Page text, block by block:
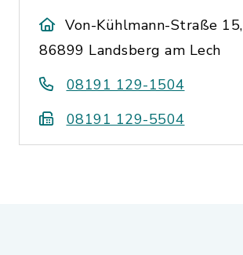
Von-Kühlmann-Straße 15,
86899 Landsberg am Lech
08191 129-1504
08191 129-5504